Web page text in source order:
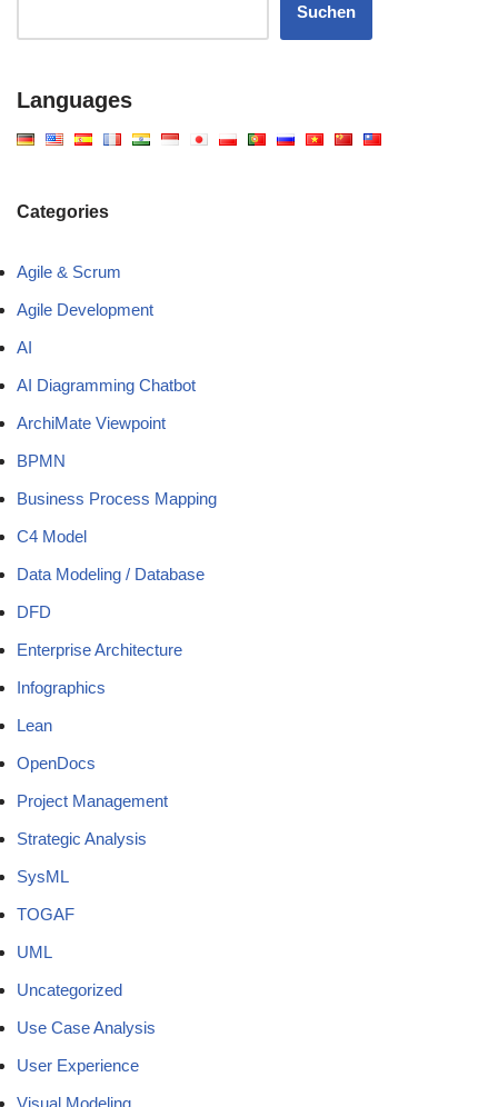
Suchen
Languages
Categories
Agile & Scrum
Agile Development
AI
AI Diagramming Chatbot
ArchiMate Viewpoint
BPMN
Business Process Mapping
C4 Model
Data Modeling / Database
DFD
Enterprise Architecture
Infographics
Lean
OpenDocs
Project Management
Strategic Analysis
SysML
TOGAF
UML
Uncategorized
Use Case Analysis
User Experience